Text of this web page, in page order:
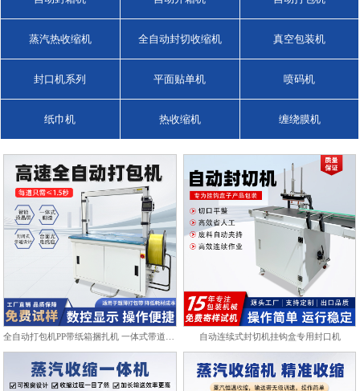
蒸汽热收缩机 全自动封切收缩机 真空包装机
封口机系列 平面贴单机 喷码机
纸巾机 热收缩机 缠绕膜机
自动连续式封切机挂钩盒专用封口机